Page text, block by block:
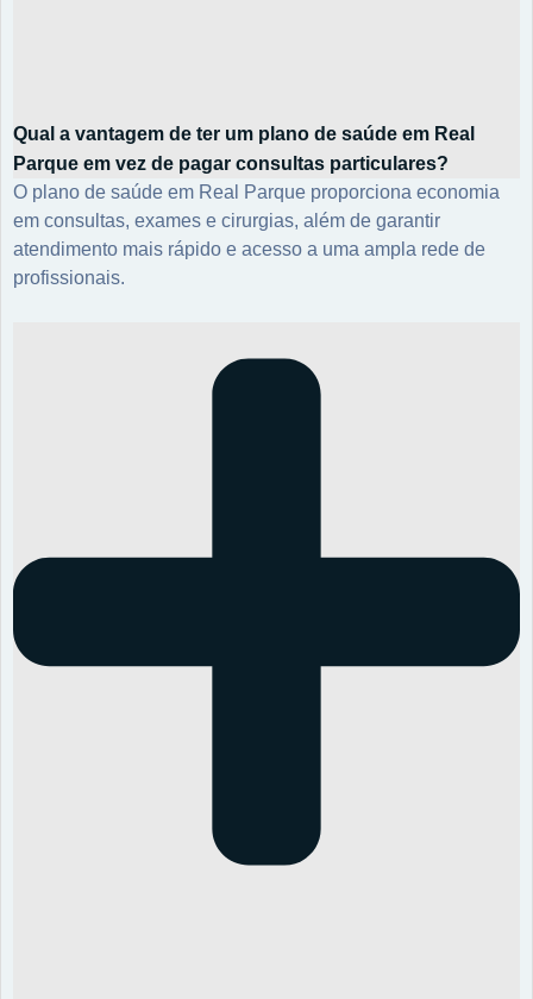
Qual a vantagem de ter um plano de saúde em Real
Parque em vez de pagar consultas particulares?
O plano de saúde em Real Parque proporciona economia
em consultas, exames e cirurgias, além de garantir
atendimento mais rápido e acesso a uma ampla rede de
profissionais.